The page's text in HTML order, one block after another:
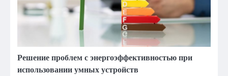
Решение проблем с энергоэффективностью при
использовании умных устройств